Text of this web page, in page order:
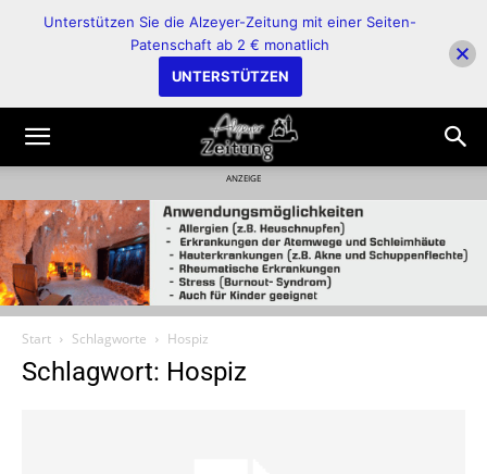
ANZEIGE
Start Schlagworte Hospiz
Schlagwort: Hospiz
Unterstützen Sie die Alzeyer-Zeitung mit einer Seiten-
Patenschaft ab 2 € monatlich
UNTERSTÜTZEN